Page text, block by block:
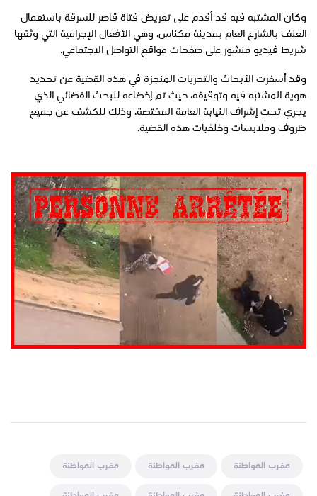
وكان المشتبه فيه قد أقدم على تعريض فتاة قاصر للسرقة باستعمال
العنف بالشارع العام بمدينة مكناس، وهي الأفعال الإجرامية التي وثقها
شريط فيديو منشور على صفحات مواقع التواصل الاجتماعي.
وقد أسفرت الأبحاث والتحريات المنجزة في هذه القضية عن تحديد
هوية المشتبه فيه وتوقيفه، حيث تم إخضاعه للبحث القضائي الذي
يجري تحت إشراف النيابة العامة المختصة، وذلك للكشف عن جميع
ظروف وملابسات وخلفيات هذه القضية.
مغرب المواطنة مغرب المواطنة
مغرب المواطنة